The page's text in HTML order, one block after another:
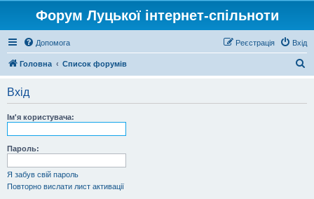
Форум Луцької інтернет-спільноти
Допомога Вхід
Реєстрація
Головна Список форумів
Вхід
Ім'я користувача:
Пароль:
Я забув свій пароль
Повторно вислати лист активації